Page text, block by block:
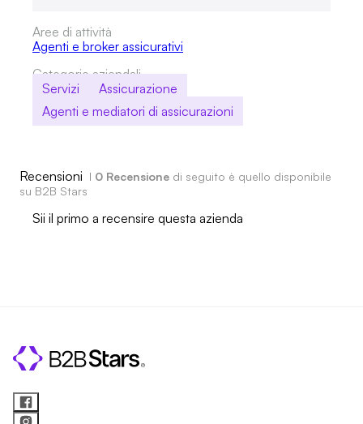
Aree di attività
Agenti e broker assicurativi
Categorie aziendali
Servizi
Assicurazione
Agenti e mediatori di assicurazioni
Recensioni I 0 Recensione di seguito è quello disponibile
su B2B Stars
Sii il primo a recensire questa azienda